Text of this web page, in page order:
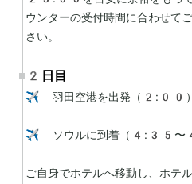
ウンターの受付時間に合わせて
さい。
2日目
✈️ 羽田空港を出発（2:00）
✈️ ソウルに到着（4:35
ご自身でホテルへ移動し、ホテ